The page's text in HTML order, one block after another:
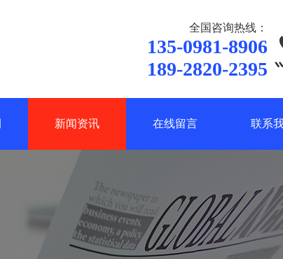
全国咨询热线：
135-0981-8906
189-2820-2395
新闻资讯 在线留言 联系